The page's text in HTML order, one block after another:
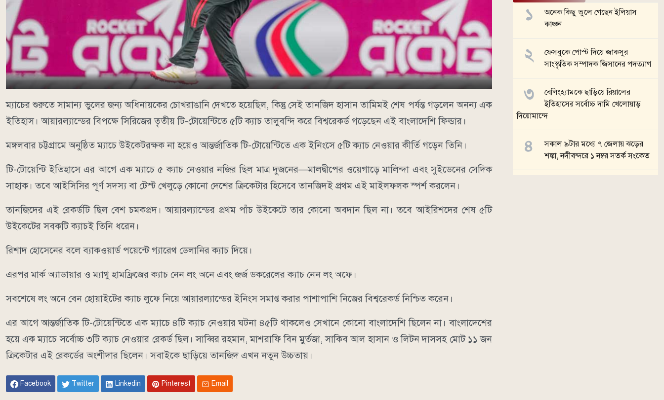
ম্যাচের শুরুতে সামান্য ভুলের জন্য অধিনায়কের চোখরাঙানি দেখতে হয়েছিল, কিন্তু সেই তানজিদ হাসান তামিমই শেষ পর্যন্ত গড়লেন অনন্য এক
ইতিহাস। আয়ারল্যান্ডের বিপক্ষে সিরিজের তৃতীয় টি-টোয়েন্টিতে ৫টি ক্যাচ তালুবন্দি করে বিশ্বরেকর্ড গড়েছেন এই বাংলাদেশি ফিল্ডার।
মঙ্গলবার চট্টগ্রামে অনুষ্ঠিত ম্যাচে উইকেটরক্ষক না হয়েও আন্তর্জাতিক টি-টোয়েন্টিতে এক ইনিংসে ৫টি ক্যাচ নেওয়ার কীর্তি গড়েন তিনি।
টি-টোয়েন্টি ইতিহাসে এর আগে এক ম্যাচে ৫ ক্যাচ নেওয়ার নজির ছিল মাত্র দুজনের—মালদ্বীপের ওয়েগাড়ে মালিন্দা এবং সুইডেনের সেদিক
সাহাক। তবে আইসিসির পূর্ণ সদস্য বা টেস্ট খেলুড়ে কোনো দেশের ক্রিকেটার হিসেবে তানজিদই প্রথম এই মাইলফলক স্পর্শ করলেন।
তানজিদের এই রেকর্ডটি ছিল বেশ চমকপ্রদ। আয়ারল্যান্ডের প্রথম পাঁচ উইকেটে তার কোনো অবদান ছিল না। তবে আইরিশদের শেষ ৫টি
উইকেটের সবকটি ক্যাচই তিনি ধরেন।
রিশাদ হোসেনের বলে ব্যাকওয়ার্ড পয়েন্টে গ্যারেথ ডেলানির ক্যাচ দিয়ে।
এরপর মার্ক অ্যাডায়ার ও ম্যাথু হামফ্রিজের ক্যাচ নেন লং অনে এবং জর্জ ডকরেলের ক্যাচ নেন লং অফে।
সবশেষে লং অনে বেন হোয়াইটের ক্যাচ লুফে নিয়ে আয়ারল্যান্ডের ইনিংস সমাপ্ত করার পাশাপাশি নিজের বিশ্বরেকর্ড নিশ্চিত করেন।
এর আগে আন্তর্জাতিক টি-টোয়েন্টিতে এক ম্যাচে ৪টি ক্যাচ নেওয়ার ঘটনা ৪৫টি থাকলেও সেখানে কোনো বাংলাদেশি ছিলেন না। বাংলাদেশের
হয়ে এক ম্যাচে সর্বোচ্চ ৩টি ক্যাচ নেওয়ার রেকর্ড ছিল। সাব্বির রহমান, মাশরাফি বিন মুর্তজা, সাকিব আল হাসান ও লিটন দাসসহ মোট ১১ জন
ক্রিকেটার এই রেকর্ডের অংশীদার ছিলেন। সবাইকে ছাড়িয়ে তানজিদ এখন নতুন উচ্চতায়।
Facebook Twitter Linkedin Pinterest Email
অনেক কিছু ভুলে গেছেন ইলিয়াস
কাঞ্চন
ফেসবুকে পোস্ট দিয়ে জাকসুর
সাংস্কৃতিক সম্পাদক জিসানের পদত্যাগ
বেলিংহ্যামকে ছাড়িয়ে রিয়ালের
ইতিহাসের সর্বোচ্চ দামি খেলোয়াড়
দিয়োমান্দে
সকাল ৯টার মধ্যে ৭ জেলায় ঝড়ের
শঙ্কা, নদীবন্দরে ১ নম্বর সতর্ক সংকেত